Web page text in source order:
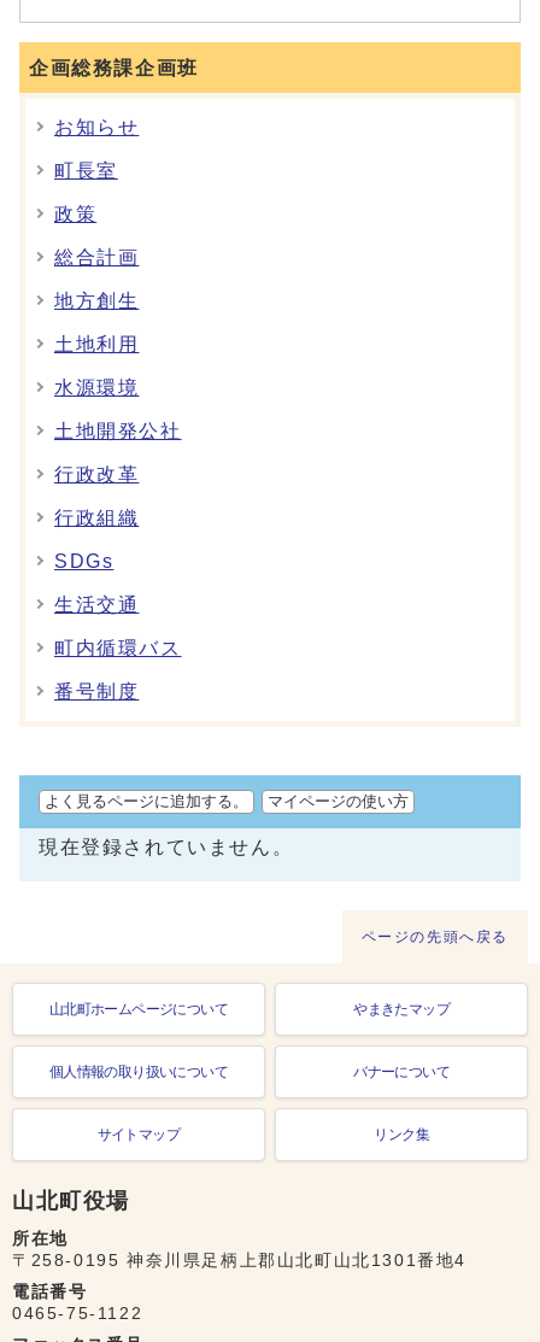
企画総務課企画班
お知らせ
町長室
政策
総合計画
地方創生
土地利用
水源環境
土地開発公社
行政改革
行政組織
SDGs
生活交通
町内循環バス
番号制度
よく見るページに追加する。 マイページの使い方
現在登録されていません。
ページの先頭へ戻る
山北町ホームページについて やまきたマップ
個人情報の取り扱いについて バナーについて
サイトマップ リンク集
山北町役場
所在地
〒258-0195 神奈川県足柄上郡山北町山北1301番地4
電話番号
0465-75-1122